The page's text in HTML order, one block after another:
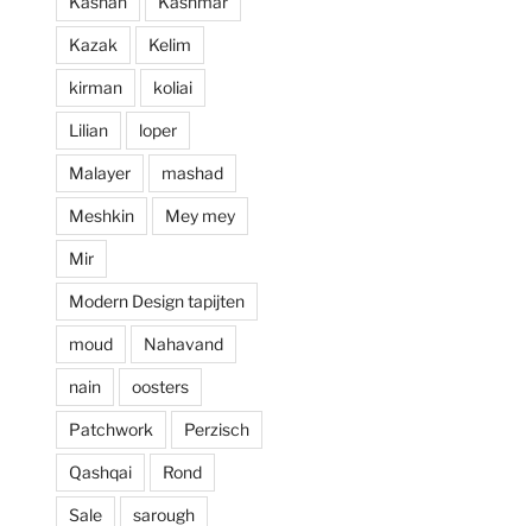
prijzen. Al met al
een zeer positieve
ervaring en zou
deze zaak aan
iedereen aan
willen raden.
Kazak Kelim
kirman koliai
Lilian loper
Malayer mashad
Meshkin Mey mey
Mir
Modern Design tapijten
moud Nahavand
nain oosters
Patchwork Perzisch
Qashqai Rond
Sale sarough